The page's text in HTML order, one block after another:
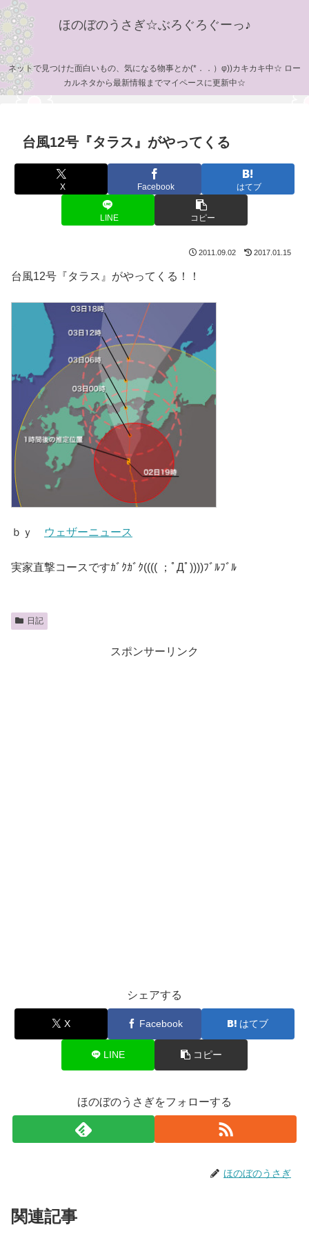
ほのぼのうさぎ☆ぶろぐろぐーっ♪
ネットで見つけた面白いもの、気になる物事とか(*．．）φ))カキカキ中☆ ロー
カルネタから最新情報までマイペースに更新中☆
台風12号『タラス』がやってくる
X Facebook はてブ
LINE コピー
2011.09.02 2017.01.15
台風12号『タラス』がやってくる！！
ｂｙ ウェザーニュース
実家直撃コースですｶﾞｸｶﾞｸ(((( ；ﾟДﾟ))))ﾌﾞﾙﾌﾞﾙ
日記
スポンサーリンク
シェアする
X Facebook はてブ
LINE コピー
ほのぼのうさぎをフォローする
ほのぼのうさぎ
関連記事